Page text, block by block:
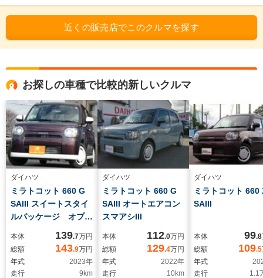
近くの販売店でこのクルマを探す
お探しの車種で比較的新しいクルマ
ダイハツ
ミラトコット 660 G
SAIII スイートスタイ
ルパッケージ オプシ
ドビュー用全周囲4カ
メラ Pスタート&ス
マートキー Wシート
本体 139.7万円
総額
143.9万円
年式
2023年
走行
9 km
ダイハツ
ミラトコット 660 G
SAIII オートエアコン
スマアシIII
本体 112.0万円
総額
129.4万円
年式
2022年
走行
10km
ダイハツ
ミラトコット 660
SAIII
本体 99.8
総額
109.5
年式
走行
1.1